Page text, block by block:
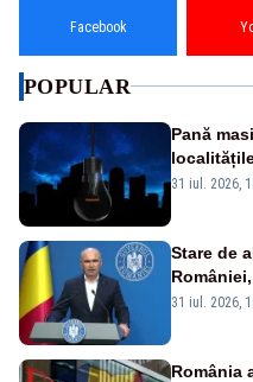
Facebook
POPULAR
Pană
31 iul. 2026,
Stare de
a anunțat
31 iul. 2026,
România